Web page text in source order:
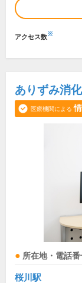
アクセス数※
ありずみ消
医療機関による
所在地・電話番
桜川駅